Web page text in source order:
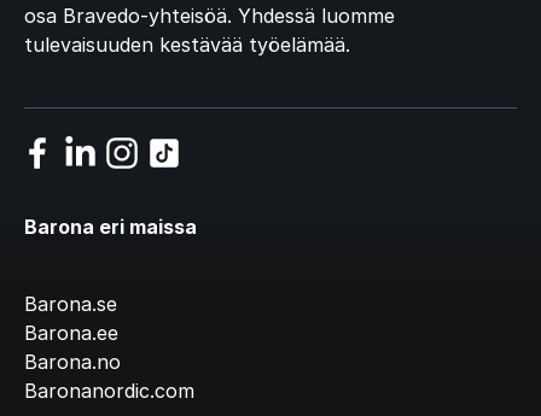
osa Bravedo-yhteisöä. Yhdessä luomme
tulevaisuuden kestävää työelämää.
Barona eri maissa
Barona.se
Barona.ee
Barona.no
Baronanordic.com